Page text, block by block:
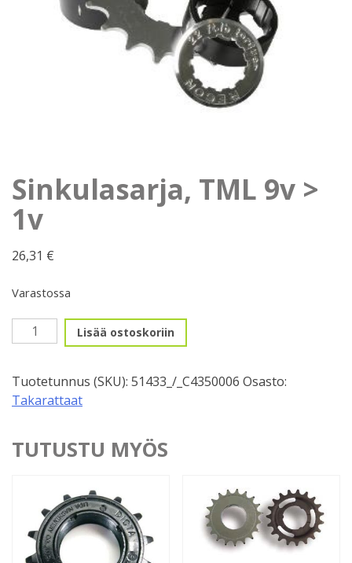
Sinkulasarja, TML 9v >
1v
26,31 €
Varastossa
Sinkulasarja,
TML
>
1v
Lisää ostoskoriin
Tuotetunnus (SKU): 51433_/_C4350006 Osasto:
Takarattaat
TUTUSTU MYÖS